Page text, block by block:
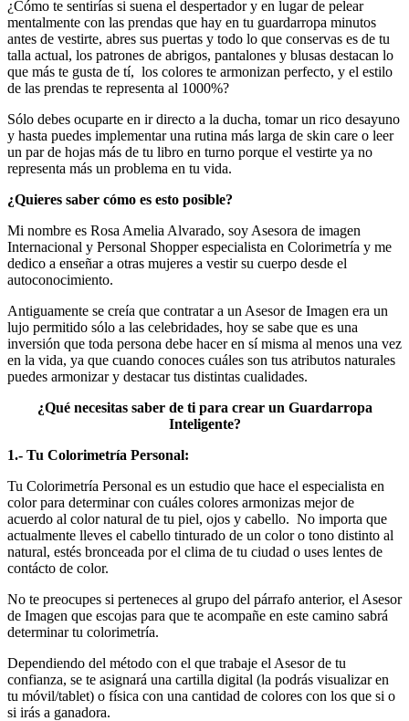
¿Cómo te sentirías si suena el despertador y en lugar de pelear
mentalmente con las prendas que hay en tu guardarropa minutos
antes de vestirte, abres sus puertas y todo lo que conservas es de tu
talla actual, los patrones de abrigos, pantalones y blusas destacan lo
que más te gusta de tí, los colores te armonizan perfecto, y el estilo
de las prendas te representa al 1000%?
Sólo debes ocuparte en ir directo a la ducha, tomar un rico desayuno
y hasta puedes implementar una rutina más larga de skin care o leer
un par de hojas más de tu libro en turno porque el vestirte ya no
representa más un problema en tu vida.
¿Quieres saber cómo es esto posible?
Mi nombre es Rosa Amelia Alvarado, soy Asesora de imagen
Internacional y Personal Shopper especialista en Colorimetría y me
dedico a enseñar a otras mujeres a vestir su cuerpo desde el
autoconocimiento.
Antiguamente se creía que contratar a un Asesor de Imagen era un
lujo permitido sólo a las celebridades, hoy se sabe que es una
inversión que toda persona debe hacer en sí misma al menos una vez
en la vida, ya que cuando conoces cuáles son tus atributos naturales
puedes armonizar y destacar tus distintas cualidades.
¿Qué necesitas saber de ti para crear un Guardarropa
Inteligente?
1.- Tu Colorimetría Personal:
Tu Colorimetría Personal es un estudio que hace el especialista en
color para determinar con cuáles colores armonizas mejor de
acuerdo al color natural de tu piel, ojos y cabello. No importa que
actualmente lleves el cabello tinturado de un color o tono distinto al
natural, estés bronceada por el clima de tu ciudad o uses lentes de
contácto de color.
No te preocupes si perteneces al grupo del párrafo anterior, el Asesor
de Imagen que escojas para que te acompañe en este camino sabrá
determinar tu colorimetría.
Dependiendo del método con el que trabaje el Asesor de tu
confianza, se te asignará una cartilla digital (la podrás visualizar en
tu móvil/tablet) o física con una cantidad de colores con los que si o
si irás a ganadora.